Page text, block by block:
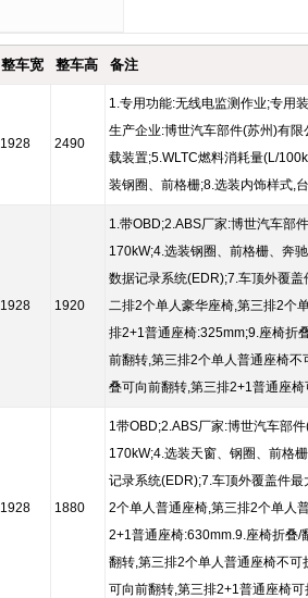
整车宽 整车高 备注
1928 2490
1.专用功能:无线电监测作业;专用
生产企业:博世汽车部件(苏州)有
载装置;5.WLTC燃料消耗量(L/
装钢圈、前格栅;8.选装内饰样式,
1928 1920
1.带OBD;2.ABS厂家:博世汽车部
170kW;4.选装钢圈、前格栅、奔
数据记录系统(EDR);7.车顶外覆
二排2个单人豪华座椅,第三排2个
排2+1普通座椅:325mm;9.座椅折
前翻转,第三排2个单人普通座椅
叠可向前翻转,第三排2+1普通座椅
1928 1880
1带OBD;2.ABS厂家:博世汽车部
170kW;4.选装天窗、钢圈、前格
记录系统(EDR);7.车顶外覆盖件
2个单人普通座椅,第三排2个单人
2+1普通座椅:630mm.9.座椅折叠/
翻转,第三排2个单人普通座椅不
可向前翻转,第三排2+1普通座椅可